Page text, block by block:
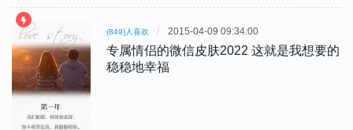
(849)人喜欢 2015-04-09 09:34:00
专属情侣的微信皮肤2022 这就是我想要的
稳稳地幸福